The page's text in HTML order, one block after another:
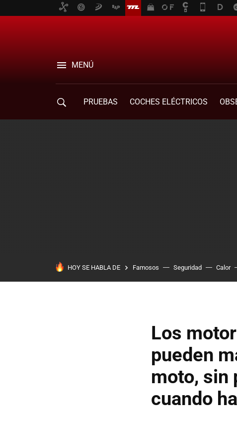
MENÚ
PRUEBAS COCHES ELÉCTRICOS
HOY SE HABLA DE Famosos Seguridad Calor
Los
pueden
moto, sin
cuando